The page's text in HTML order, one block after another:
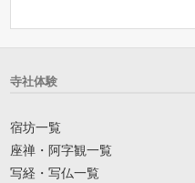
寺社体験
宿坊一覧
座禅・阿字観一覧
写経・写仏一覧